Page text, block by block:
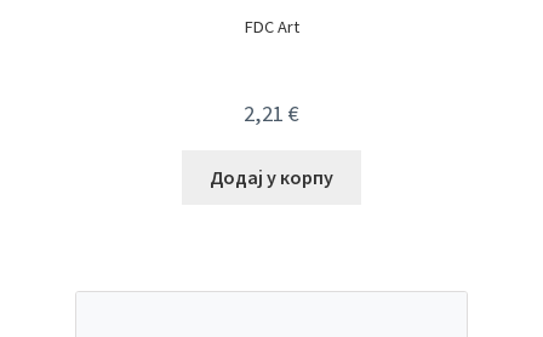
FDC Art
2,21 €
Додај у корпу